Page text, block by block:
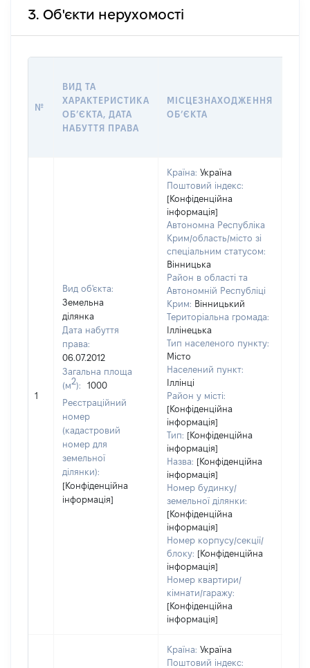
3. Об'єкти нерухомості
№
ВИД ТА
ХАРАКТЕРИСТИКА
ОБʼЄКТА, ДАТА
НАБУТТЯ ПРАВА
МІСЦЕЗНАХОДЖЕННЯ
ОБʼЄКТА
1
Вид об'єкта:
Земельна
ділянка
Дата набуття
права:
06.07.2012
Загальна площа
(м2):
1000
Реєстраційний
номер
(кадастровий
номер для
земельної
ділянки):
[Конфіденційна
інформація]
Країна: Україна
Поштовий індекс:
[Конфіденційна
інформація]
Автономна Республіка
Крим/область/місто зі
спеціальним статусом:
Вінницька
Район в області та
Автономній Республіці
Крим: Вінницький
Територіальна громада:
Іллінецька
Тип населеного пункту:
Місто
Населений пункт:
Іллінці
Район у місті:
[Конфіденційна
інформація]
Тип: [Конфіденційна
інформація]
Назва: [Конфіденційна
інформація]
Номер будинку/
земельної ділянки:
[Конфіденційна
інформація]
Номер корпусу/секції/
блоку: [Конфіденційна
інформація]
Номер квартири/
кімнати/гаражу:
[Конфіденційна
інформація]
Країна: Україна
Поштовий індекс: